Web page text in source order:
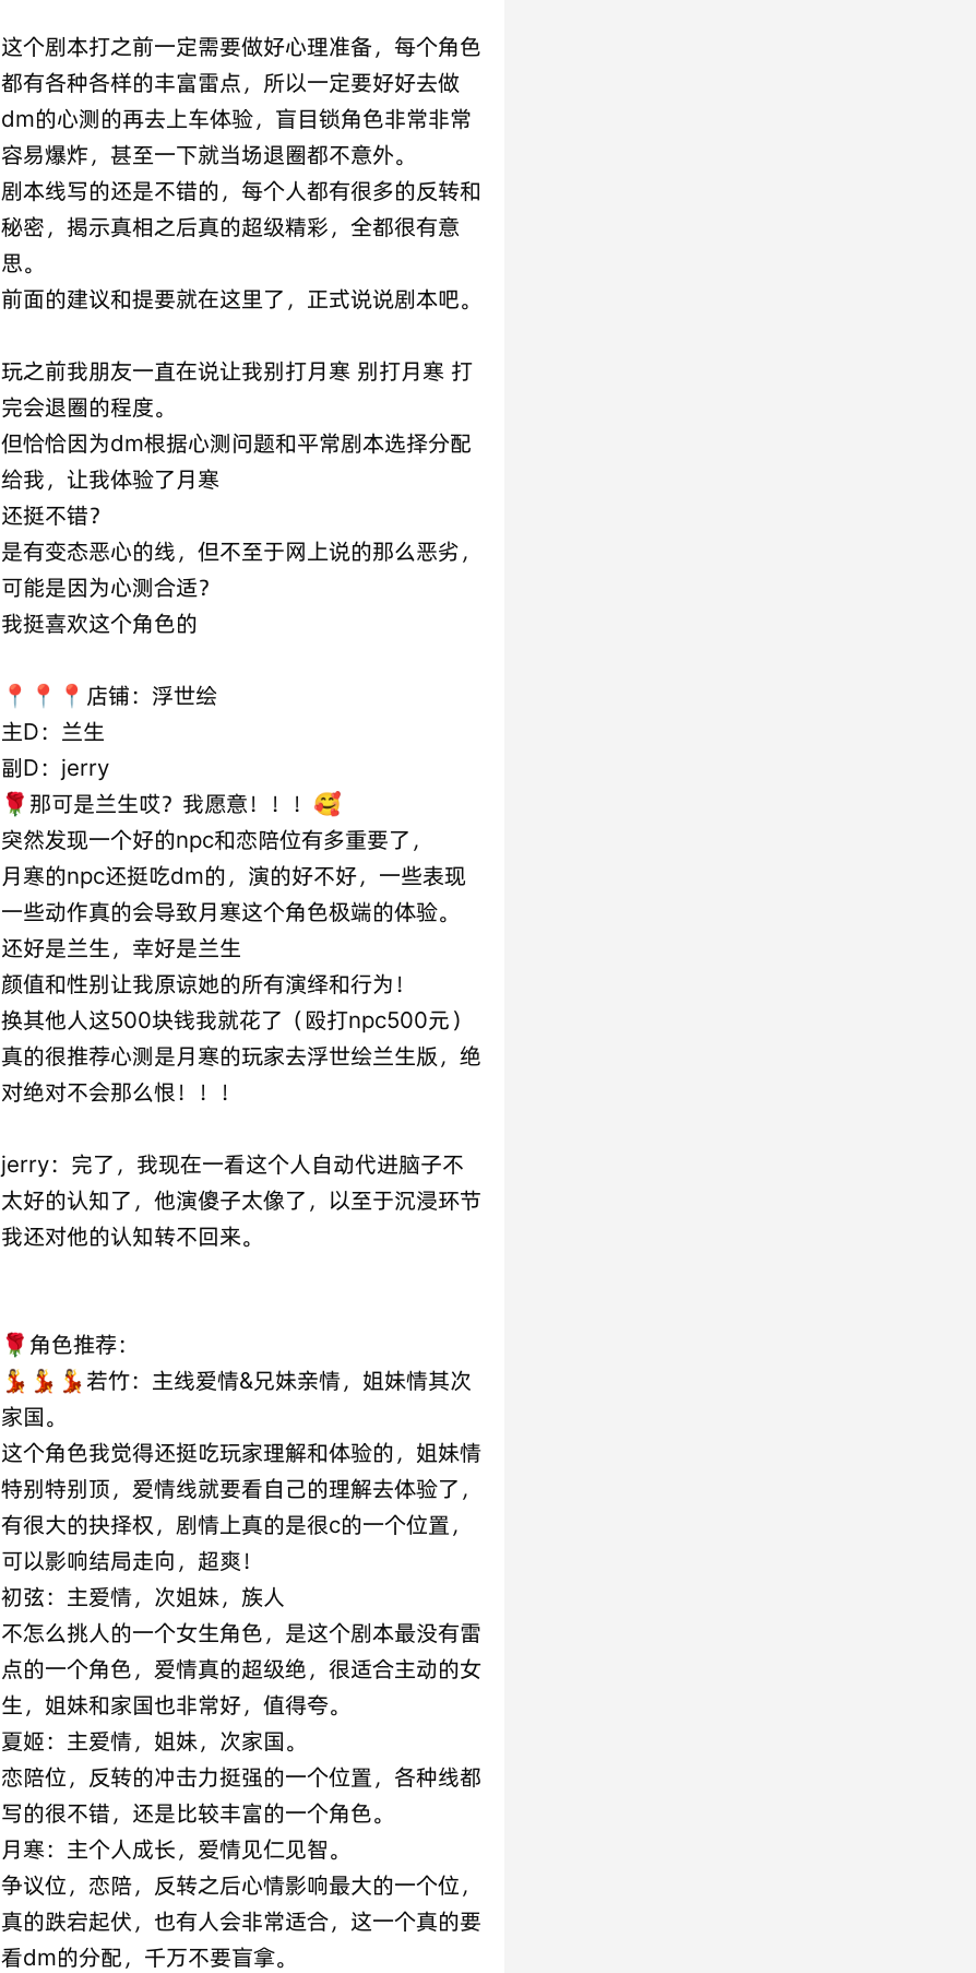
这个剧本打之前一定需要做好心理准备，每个角色
都有各种各样的丰富雷点，所以一定要好好去做
dm的心测的再去上车体验，盲目锁角色非常非常
容易爆炸，甚至一下就当场退圈都不意外。
剧本线写的还是不错的，每个人都有很多的反转和
秘密，揭示真相之后真的超级精彩，全都很有意
思。
前面的建议和提要就在这里了，正式说说剧本吧。
玩之前我朋友一直在说让我别打月寒 别打月寒 打
完会退圈的程度。
但恰恰因为dm根据心测问题和平常剧本选择分配
给我，让我体验了月寒
还挺不错？
是有变态恶心的线，但不至于网上说的那么恶劣，
可能是因为心测合适？
我挺喜欢这个角色的
📍📍📍店铺：浮世绘
主D：兰生
副D：jerry
🌹那可是兰生哎？我愿意！！！🥰
突然发现一个好的npc和恋陪位有多重要了，
月寒的npc还挺吃dm的，演的好不好，一些表现
一些动作真的会导致月寒这个角色极端的体验。
还好是兰生，幸好是兰生
颜值和性别让我原谅她的所有演绎和行为！
换其他人这500块钱我就花了（殴打npc500元）
真的很推荐心测是月寒的玩家去浮世绘兰生版，绝
对绝对不会那么恨！！！
jerry：完了，我现在一看这个人自动代进脑子不
太好的认知了，他演傻子太像了，以至于沉浸环节
我还对他的认知转不回来。
🌹角色推荐：
💃💃💃若竹：主线爱情&兄妹亲情，姐妹情其次
家国。
这个角色我觉得还挺吃玩家理解和体验的，姐妹情
特别特别顶，爱情线就要看自己的理解去体验了，
有很大的抉择权，剧情上真的是很c的一个位置，
可以影响结局走向，超爽！
初弦：主爱情，次姐妹，族人
不怎么挑人的一个女生角色，是这个剧本最没有雷
点的一个角色，爱情真的超级绝，很适合主动的女
生，姐妹和家国也非常好，值得夸。
夏姬：主爱情，姐妹，次家国。
恋陪位，反转的冲击力挺强的一个位置，各种线都
写的很不错，还是比较丰富的一个角色。
月寒：主个人成长，爱情见仁见智。
争议位，恋陪，反转之后心情影响最大的一个位，
真的跌宕起伏，也有人会非常适合，这一个真的要
看dm的分配，千万不要盲拿。